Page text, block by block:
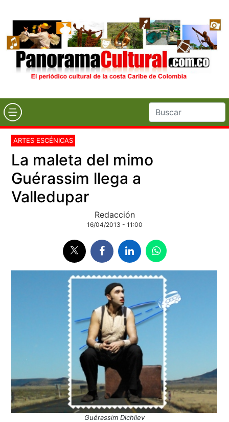
ARTES ESCÉNICAS
La maleta del mimo
Guérassim llega a
Valledupar
Redacción
16/04/2013 - 11:00
Guérassim Dichliev